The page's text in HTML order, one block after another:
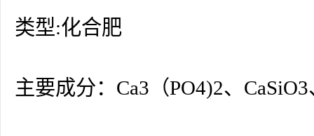
类型:化合肥
主要成分：Ca3（PO4)2、